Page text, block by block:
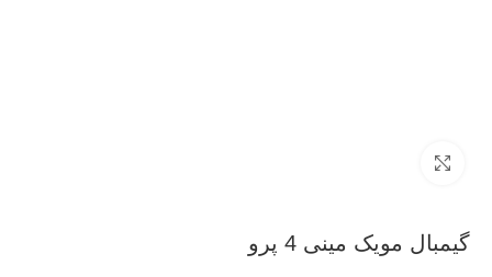
گیمبال مویک مینی 4 پرو